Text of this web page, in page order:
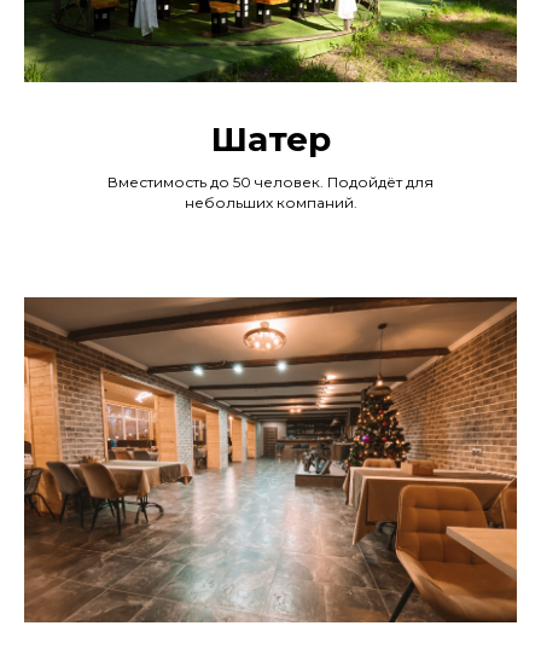
Шатер
Вместимость до 50 человек. Подойдёт для
небольших компаний.